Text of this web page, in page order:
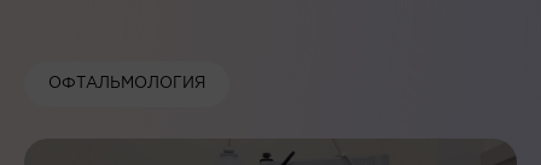
ОФТАЛЬМОЛОГИЯ